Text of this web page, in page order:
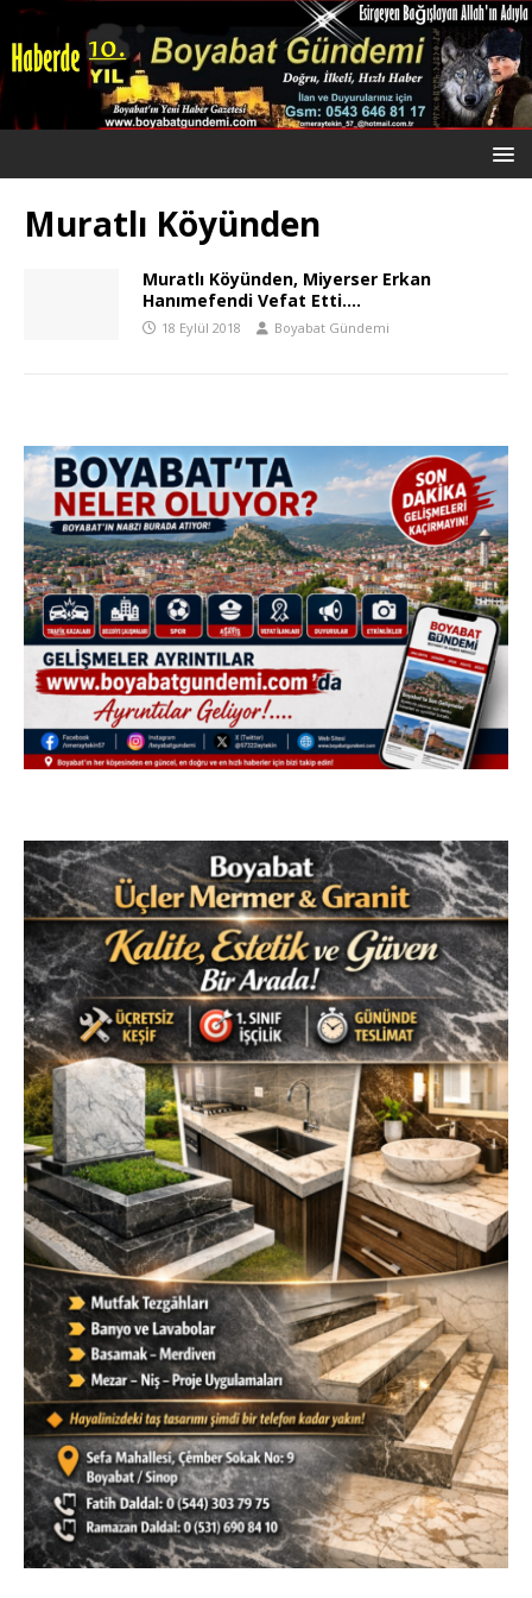
Muratlı Köyünden
Muratlı Köyünden, Miyerser Erkan
Hanımefendi Vefat Etti….
18 Eylül 2018 Boyabat Gündemi